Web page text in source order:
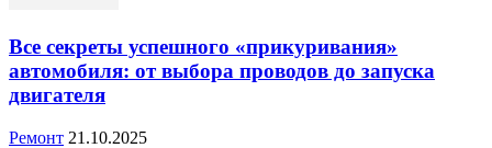
Все секреты успешного «прикуривания»
автомобиля: от выбора проводов до запуска
двигателя
Ремонт 21.10.2025